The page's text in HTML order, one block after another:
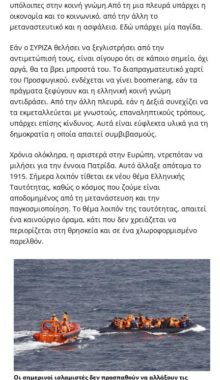
υπόλοιπες στην κοινή γνώμη.Από τη μια πλευρά υπάρχει η
οικονομία και το κοινωνικό, από την άλλη το
μεταναστευτικό και η ασφάλεια. Εδώ υπάρχει μία παγίδα.
Εάν ο ΣΥΡΙΖΑ θελήσει να ξεγλιστρήσει από την
αντιμετώπισή τους, είναι σίγουρο ότι σε κάποιο σημείο, όχι
αργά, θα τα βρει μπροστά του. Το διαπραγματευτικό χαρτί
του Προσφυγικού, ενδέχεται να γίνει boomerang, εάν τα
πράγματα ξεφύγουν και η ελληνική κοινή γνώμη
αντιδράσει. Από την άλλη πλευρά, εάν η Δεξιά συνεχίζει να
τα εκμεταλλεύεται με γνωστούς, επαναληπτικούς τρόπους,
υπάρχει επίσης κίνδυνος. Αυτά είναι εύφλεκτα υλικά για τη
δημοκρατία η οποία απαιτεί συμβιβασμούς.
Χρόνια ολόκληρα, η αριστερά στην Ευρώπη, ντρεπόταν να
μιλήσει για την έννοια Πατρίδα. Αυτό άλλαξε απότομα το
1915. Σήμερα λοιπόν τίθεται εκ νέου θέμα Ελληνικής
Ταυτότητας, καθώς ο κόσμος που ζούμε είναι
αποδομημένος από τη μετανάστευση και την
παγκοσμιοποίηση. Το θέμα λοιπόν της ταυτότητας, απαιτεί
ένα καινούργιο όραμα, κάτι που δεν χρειάζεται να
περιορίζεται στη θρησκεία και σε ένα χλωροφορμισμένο
παρελθόν.
Οι σημερινοί ισλαμιστές δεν προσπαθούν να αλλάξουν τις